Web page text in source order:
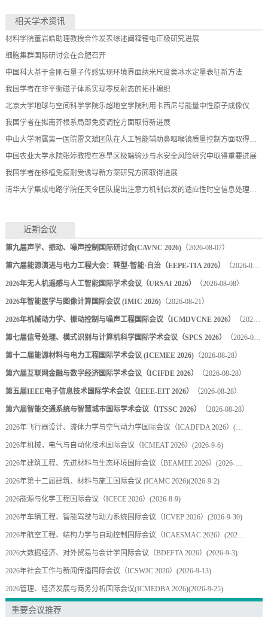
相关学术资讯
材料学院董岩皓助理教授合作发表综述阐释锂电正极研究进展
细胞集群国际研讨会在合肥召开
中国科大基于金刚石量子传感实现环境界面纳米尺度类冰水定量表征新方法
我国学者在非平衡磁子体系实现零反射态的拓扑编织
北京大学地球与空间科学学院乐超地空学院利用卡西尼号能量中性原子成像仪揭示土星环电流近11年长周期变化特征
我国学者在拟南芥根系局部免疫调控方面取得新进展
中山大学附属第一医院雷文斌团队在人工智能辅助鼻咽喉镜质量控制方面取得新进展
中国农业大学水院张婷教授在寒旱区极端输沙与水安全风险研究中取得重要进展
我国学者在移植免疫耐受诱导新方案研究方面取得进展
清华大学集成电路学院任天令团队提出注意力机制启发的适应性时空信息处理范式
近期会议
第九届声学、振动、噪声控制国际研讨会(CAVNC 2026)（2026-08-07）
第六届能源演进与电力工程大会：转型·智能·自治（EEPE-TIA 2026） （2026-08-07）
2026年无人机遥感与人工智能国际学术会议（URSAI 2026） （2026-08-08）
2026年智能医学与图像计算国际会议 (IMIC 2026)（2026-08-21）
2026年机械动力学、振动控制与噪声工程国际会议（ICMDVCNE 2026） （2026-08-22）
第七届信号处理、模式识别与计算机科学国际学术会议（SPCS 2026） （2026-08-28）
第十二届能源材料与电力工程国际学术会议 (ICEMEE 2026)（2026-08-28）
第六届互联网金融与数字经济国际学术会议（ICIFDE 2026） （2026-08-28）
第五届IEEE电子信息技术国际学术会议（IEEE-EIT 2026） （2026-08-28）
第六届智能交通系统与智慧城市国际学术会议（ITSSC 2026） （2026-08-28）
2026年飞行器设计、流体力学与空气动力学国际会议（ICADFDA 2026） (2026-9-9)
2026年机械，电气与自动化技术国际会议（ICMEAT 2026） (2026-9-6)
2026年建筑工程、先进材料与生态环境国际会议（BEAMEE 2026） (2026-9-17)
2026年第十二届建筑、材料与施工国际会议 (ICAMC 2026)(2026-9-2)
2026能源与化学工程国际会议（ICECE 2026） (2026-8-9)
2026年车辆工程、智能驾驶与动力系统国际会议（ICVEP 2026） (2026-9-30)
2026年航空工程、结构力学与自动控制国际会议（ICAESMAC 2026） (2026-9-9)
2026大数据经济、对外贸易与会计学国际会议（BDEFTA 2026） (2026-9-3)
2026年社会工作与新闻传播国际会议（ICSWJC 2026） (2026-9-13)
2026管理、经济发展与商务分析国际会议(ICMEDBA 2026)(2026-9-25)
重要会议推荐